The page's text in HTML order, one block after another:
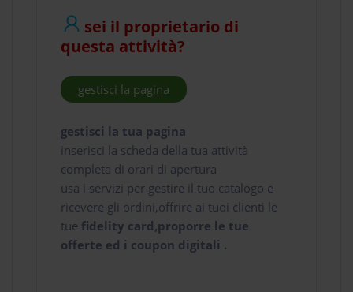
sei il proprietario di
questa attività?
gestisci la pagina
gestisci la tua pagina
inserisci la scheda della tua attività
completa di orari di apertura
usa i servizi per gestire il tuo catalogo e
ricevere gli ordini,offrire ai tuoi clienti le
tue fidelity card,proporre le tue
offerte ed i coupon digitali .